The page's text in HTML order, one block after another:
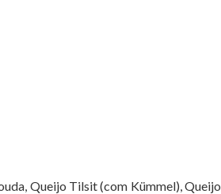
Queijo Tilsit (com Kümmel), Queijo